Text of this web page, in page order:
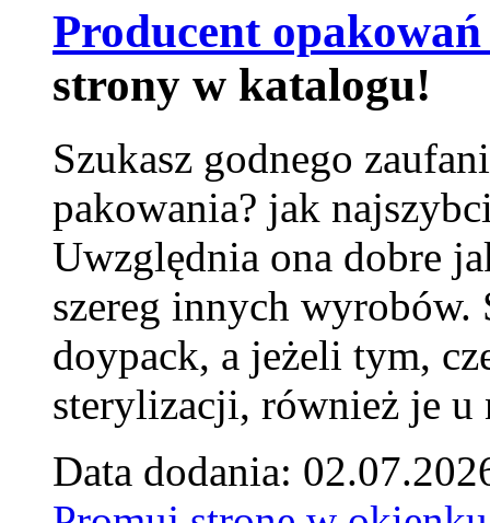
Producent
strony w katalogu!
Szukasz godnego
pakowania? jak
Uwzględnia ona dobre
szereg innych
doypack, a jeżeli tym,
sterylizacji, również je u
Data dodania: